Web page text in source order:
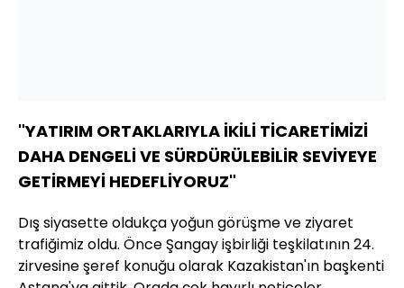
"YATIRIM ORTAKLARIYLA İKİLİ TİCARETİMİZİ
DAHA DENGELİ VE SÜRDÜRÜLEBİLİR SEVİYEYE
GETİRMEYİ HEDEFLİYORUZ"
Dış siyasette oldukça yoğun görüşme ve ziyaret
trafiğimiz oldu. Önce Şangay işbirliği teşkilatının 24.
zirvesine şeref konuğu olarak Kazakistan'ın başkenti